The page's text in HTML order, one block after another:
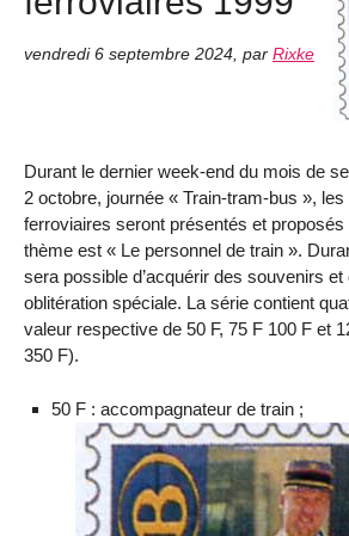
vendredi 6 septembre 2024, par Rixke
Durant le dernier week-end du mois de
2 octobre, journée « Train-tram-bus »,
ferroviaires seront présentés et proposés
thème est « Le personnel de train ».
sera possible d’acquérir des souvenirs et
oblitération spéciale. La série contient
valeur respective de 50 F, 75 F 100 F et
350 F).
50 F : accompagnateur de train ;